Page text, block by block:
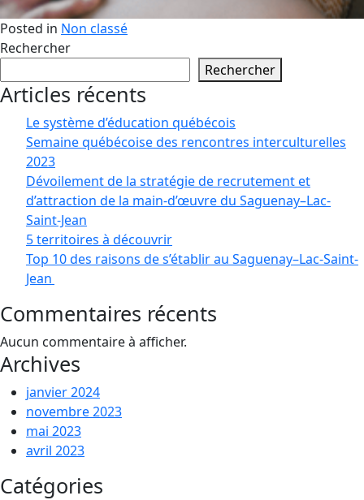
Posted in Non classé
Rechercher
Rechercher
Articles récents
Le système d’éducation québécois
Semaine québécoise des rencontres interculturelles
2023
Dévoilement de la stratégie de recrutement et
d’attraction de la main-d’œuvre du Saguenay–Lac-
Saint-Jean
5 territoires à découvrir
Top 10 des raisons de s’établir au Saguenay–Lac-Saint-
Jean
Commentaires récents
Aucun commentaire à afficher.
Archives
janvier 2024
novembre 2023
mai 2023
avril 2023
Catégories